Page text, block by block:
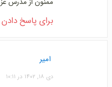
برای پاسخ
امیر
دی ۱۸, ۱۴۰۲ در ۱۰:۱۱